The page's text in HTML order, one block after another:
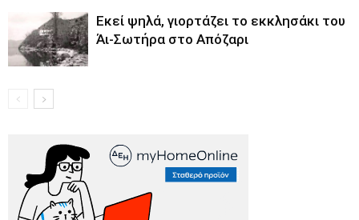
Εκεί ψηλά, γιορτάζει το εκκλησάκι του
Άι-Σωτήρα στο Απόζαρι